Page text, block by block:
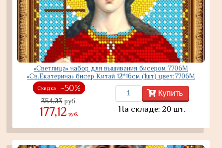
«Светлица» набор для вышивания бисером 7706М
«Св.Екатерина» бисер Китай 12*16см (1шт) цвет:7706М
Скидка -50%
354,23руб.
177,12 руб.
Купить
На складе: 20 шт.